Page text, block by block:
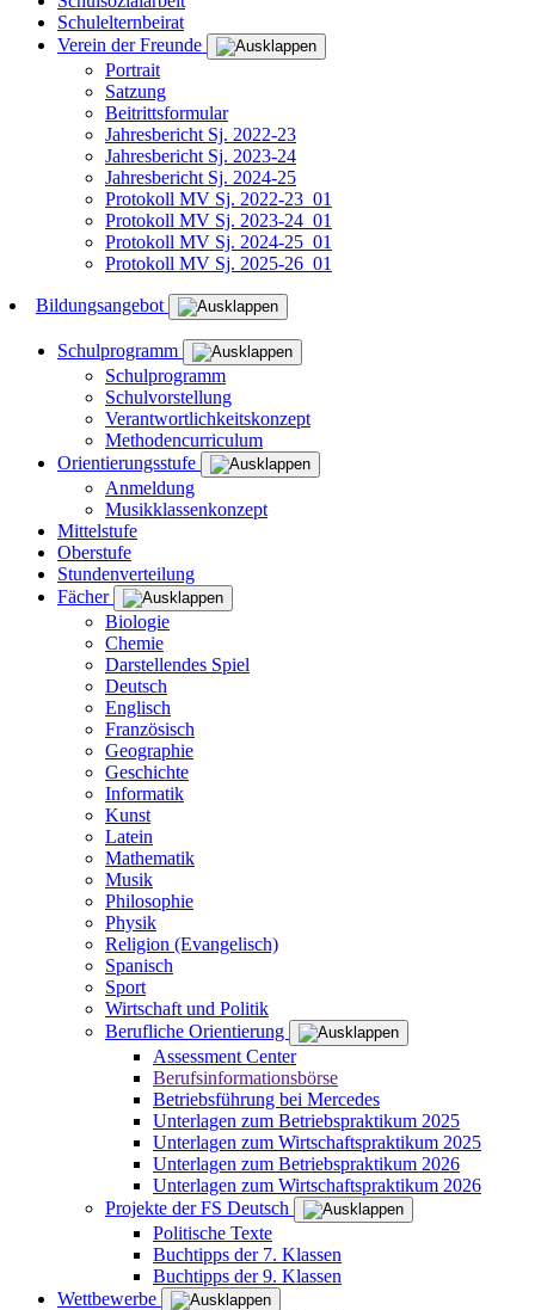
Schulelternbeirat
Verein der Freunde
Portrait
Satzung
Beitrittsformular
Jahresbericht Sj. 2022-23
Jahresbericht Sj. 2023-24
Jahresbericht Sj. 2024-25
Protokoll MV Sj. 2022-23_01
Protokoll MV Sj. 2023-24_01
Protokoll MV Sj. 2024-25_01
Protokoll MV Sj. 2025-26_01
Bildungsangebot
Schulprogramm
Schulprogramm
Schulvorstellung
Verantwortlichkeitskonzept
Methodencurriculum
Orientierungsstufe
Anmeldung
Musikklassenkonzept
Mittelstufe
Oberstufe
Stundenverteilung
Fächer
Biologie
Chemie
Darstellendes Spiel
Deutsch
Englisch
Französisch
Geographie
Geschichte
Informatik
Kunst
Latein
Mathematik
Musik
Philosophie
Physik
Religion (Evangelisch)
Spanisch
Sport
Wirtschaft und Politik
Berufliche Orientierung
Assessment Center
Berufsinformationsbörse
Betriebsführung bei Mercedes
Unterlagen zum Betriebspraktikum 2025
Unterlagen zum Wirtschaftspraktikum 2025
Unterlagen zum Betriebspraktikum 2026
Unterlagen zum Wirtschaftspraktikum 2026
Projekte der FS Deutsch
Politische Texte
Buchtipps der 7. Klassen
Buchtipps der 9. Klassen
Wettbewerbe